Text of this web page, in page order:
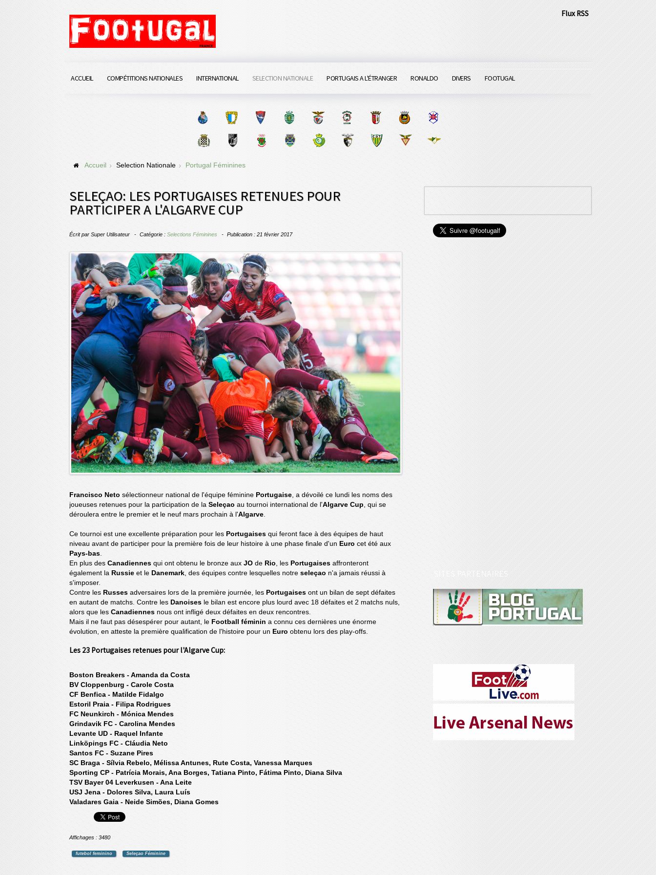
Flux RSS
ACCUEIL COMPÉTITIONS NATIONALES INTERNATIONAL SELECTION NATIONALE PORTUGAIS A L'ÉTRANGER RONALDO DIVERS FOOTUGAL
Accueil Selection Nationale Portugal Féminines
SELEÇAO: LES PORTUGAISES RETENUES POUR
PARTICIPER A L'ALGARVE CUP
Écrit par Super Utilisateur Catégorie : Selections Féminines Publication : 21 février 2017
Francisco Neto sélectionneur national de l'équipe féminine Portugaise, a dévoilé ce lundi les noms des
joueuses retenues pour la participation de la Seleçao au tournoi international de l'Algarve Cup, qui se
déroulera entre le premier et le neuf mars prochain à l'Algarve.
Ce tournoi est une excellente préparation pour les Portugaises qui feront face à des équipes de haut
niveau avant de participer pour la première fois de leur histoire à une phase finale d'un Euro cet été aux
Pays-bas.
En plus des Canadiennes qui ont obtenu le bronze aux JO de Rio, les Portugaises affronteront
également la Russie et le Danemark, des équipes contre lesquelles notre seleçao n'a jamais réussi à
s'imposer.
Contre les Russes adversaires lors de la première journée, les Portugaises ont un bilan de sept défaites
en autant de matchs. Contre les Danoises le bilan est encore plus lourd avec 18 défaites et 2 matchs nuls,
alors que les Canadiennes nous ont infligé deux défaites en deux rencontres.
Mais il ne faut pas désespérer pour autant, le Football féminin a connu ces dernières une énorme
évolution, en atteste la première qualification de l'histoire pour un Euro obtenu lors des play-offs.
Les 23 Portugaises retenues pour l'Algarve Cup:
Boston Breakers - Amanda da Costa
BV Cloppenburg - Carole Costa
CF Benfica - Matilde Fidalgo
Estoril Praia - Filipa Rodrigues
FC Neunkirch - Mónica Mendes
Grindavik FC - Carolina Mendes
Levante UD - Raquel Infante
Linköpings FC - Cláudia Neto
Santos FC - Suzane Pires
SC Braga - Sílvia Rebelo, Mélissa Antunes, Rute Costa, Vanessa Marques
Sporting CP - Patrícia Morais, Ana Borges, Tatiana Pinto, Fátima Pinto, Diana Silva
TSV Bayer 04 Leverkusen - Ana Leite
USJ Jena - Dolores Silva, Laura Luís
Valadares Gaia - Neide Simões, Diana Gomes
Affichages : 3480
futebol feminino Seleçao Féminine
SITES PARTENAIRES